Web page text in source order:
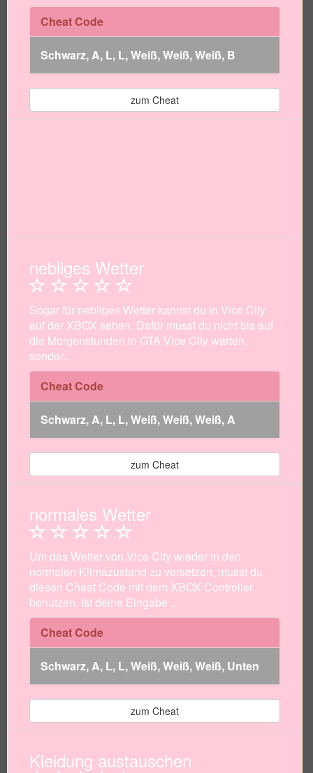
Cheat Code
Schwarz, A, L, L, Weiß, Weiß, Weiß, B
zum Cheat
nebliges Wetter
Sogar für nebliges Wetter kannst du in Vice City
auf der XBOX sehen. Dafür musst du nicht bis auf
die Morgenstunden in GTA Vice City warten,
sonder..
Cheat Code
Schwarz, A, L, L, Weiß, Weiß, Weiß, A
zum Cheat
normales Wetter
Um das Wetter von Vice City wieder in den
normalen Klimazustand zu versetzen, musst du
diesen Cheat Code mit dem XBOX Controller
benutzen. Ist deine Eingabe ..
Cheat Code
Schwarz, A, L, L, Weiß, Weiß, Weiß, Unten
zum Cheat
Kleidung austauschen